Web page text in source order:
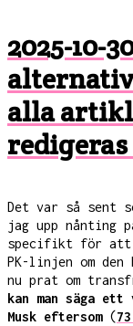
2025-10-
alla
Det var så sent
jag upp nånting
specifikt för att
PK-linjen om
nu prat om
kan man säga
Musk eftersom(